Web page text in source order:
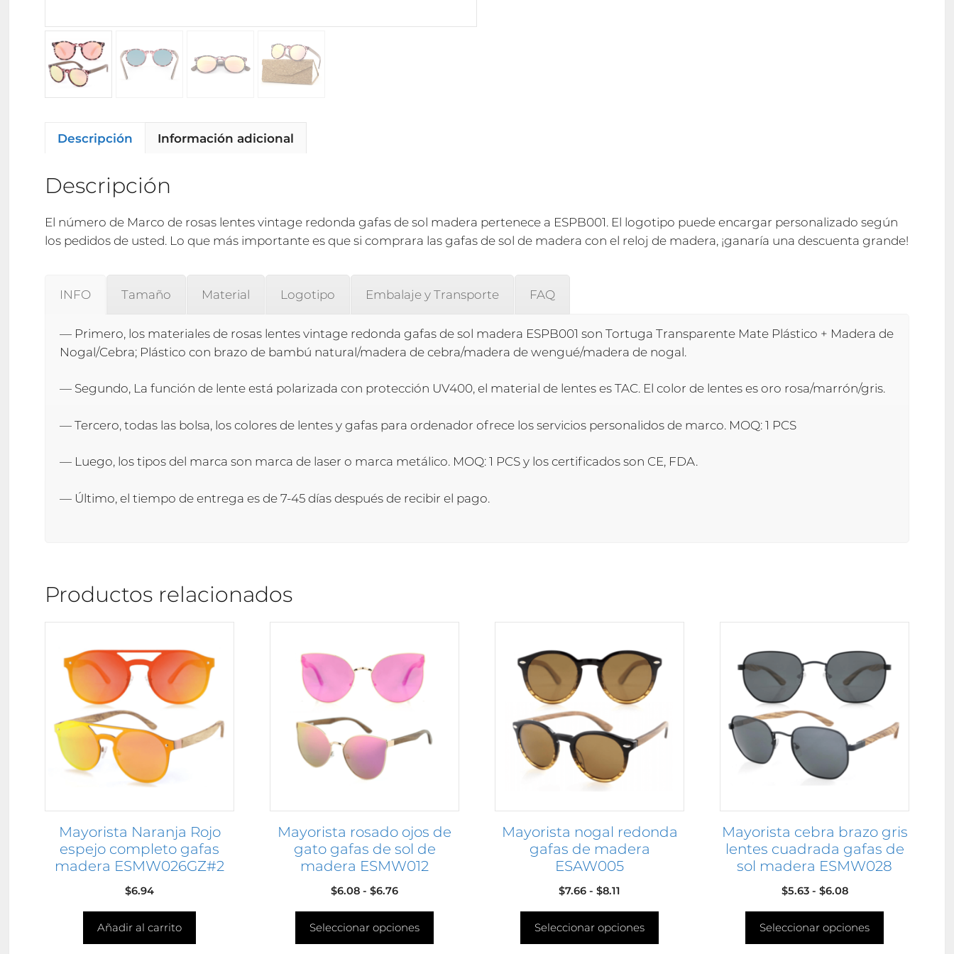
Descripción Información adicional
Descripción
El número de Marco de rosas lentes vintage redonda gafas de sol madera pertenece a ESPB001. El logotipo puede encargar personalizado según
los pedidos de usted. Lo que más importante es que si comprara las gafas de sol de madera con el reloj de madera, ¡ganaría una descuenta grande!
INFO Tamaño Material Logotipo Embalaje y Transporte FAQ
— Primero, los materiales de rosas lentes vintage redonda gafas de sol madera ESPB001 son Tortuga Transparente Mate Plástico + Madera de
Nogal/Cebra; Plástico con brazo de bambú natural/madera de cebra/madera de wengué/madera de nogal.
— Segundo, La función de lente está polarizada con protección UV400, el material de lentes es TAC. El color de lentes es oro rosa/marrón/gris.
— Tercero, todas las bolsa, los colores de lentes y gafas para ordenador ofrece los servicios personalidos de marco. MOQ: 1 PCS
— Luego, los tipos del marca son marca de laser o marca metálico. MOQ: 1 PCS y los certificados son CE, FDA.
— Último, el tiempo de entrega es de 7-45 días después de recibir el pago.
Productos relacionados
Mayorista Naranja Rojo
espejo completo gafas
madera ESMW026GZ#2
$6.94
Añadir al carrito
Mayorista rosado ojos de
gato gafas de sol de
madera ESMW012
$6.08 - $6.76Rango
de
precios:
desde
Seleccionar opciones
producto
múltiples
variantes.
opciones
en
página
Mayorista nogal redonda
gafas de madera
ESAW005
$7.66 - $8.11
de
precios:
desde
Seleccionar opciones
producto
tiene
múltiples
variantes.
Las
opciones
en
la
página
Mayorista cebra brazo gris
lentes cuadrada gafas de
sol madera ESMW028
$5.63 - $6.08Rango
de
precios:
desde
Seleccionar opciones
producto
tiene
múltiples
variantes.
Las
opciones
en
la
página